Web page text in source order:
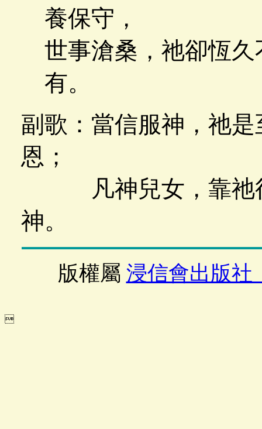
養保守，
世事滄桑，祂卻恆
有。
副歌：當信服神，祂
恩；
凡神兒女，靠祂得
神。
版權屬 浸信會出版社
